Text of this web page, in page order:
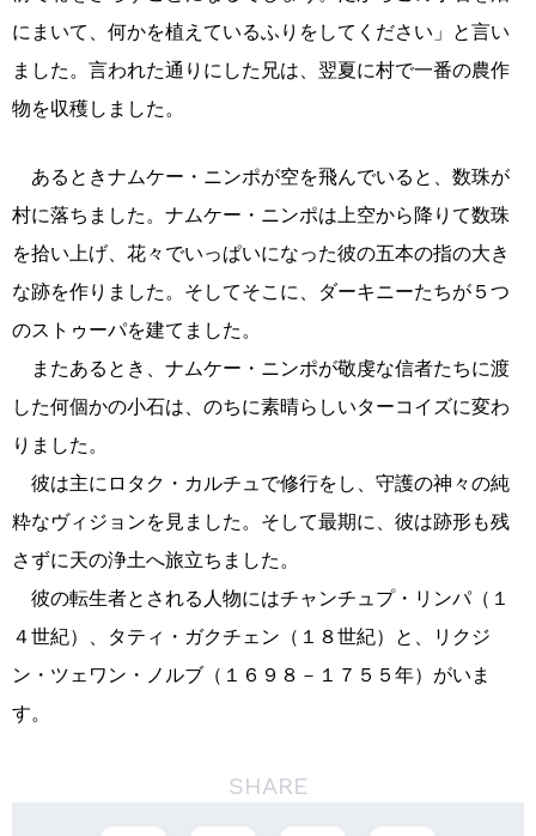
にまいて、何かを植えているふりをしてください」と言い
ました。言われた通りにした兄は、翌夏に村で一番の農作
物を収穫しました。
あるときナムケー・ニンポが空を飛んでいると、数珠が
村に落ちました。ナムケー・ニンポは上空から降りて数珠
を拾い上げ、花々でいっぱいになった彼の五本の指の大き
な跡を作りました。そしてそこに、ダーキニーたちが５つ
のストゥーパを建てました。
またあるとき、ナムケー・ニンポが敬虔な信者たちに渡
した何個かの小石は、のちに素晴らしいターコイズに変わ
りました。
彼は主にロタク・カルチュで修行をし、守護の神々の純
粋なヴィジョンを見ました。そして最期に、彼は跡形も残
さずに天の浄土へ旅立ちました。
彼の転生者とされる人物にはチャンチュプ・リンパ（１
４世紀）、タティ・ガクチェン（１８世紀）と、リクジ
ン・ツェワン・ノルブ（１６９８－１７５５年）がいま
す。
SHARE